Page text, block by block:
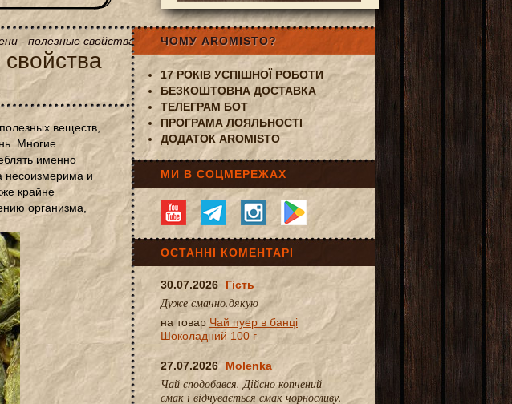
- полезные свойства чудодейственного эликсира
веществ,
Многие
именно
несоизмерима и
крайне
организма,
ЧОМУ AROMISTO?
17 РОКІВ УСПІШНОЇ РОБОТИ
БЕЗКОШТОВНА ДОСТАВКА
ТЕЛЕГРАМ БОТ
ПРОГРАМА ЛОЯЛЬНОСТІ
ДОДАТОК AROMISTO
МИ В СОЦМЕРЕЖАХ
ОСТАННІ КОМЕНТАРІ
30.07.2026 Гість
Дуже смачно.дякую
на товар Чай пуер в банці
Шоколадний 100 г
27.07.2026 Molenka
Чай сподобався. Дійсно копчений
смак і відчувається смак чорносливу.